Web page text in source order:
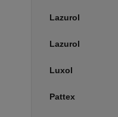
Lazurol
Lazurol
Luxol
Pattex